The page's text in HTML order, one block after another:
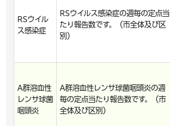
RSウイル
ス感染症
RSウイルス感染症の週毎の定点当
たり報告数です。（市全体及び区
別）
A群溶血性
レンサ球菌
咽頭炎
A群溶血性レンサ球菌咽頭炎の週
毎の定点当たり報告数です。（市
全体及び区別）